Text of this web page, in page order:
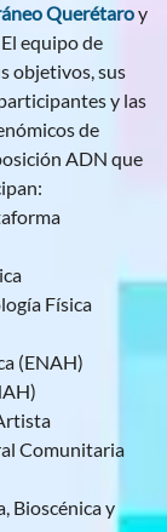
Querétaroy
equipo de
objetivos, sus
y las
de
ADN que
Física
(ENAH)
Comunitaria
Bioscénica y